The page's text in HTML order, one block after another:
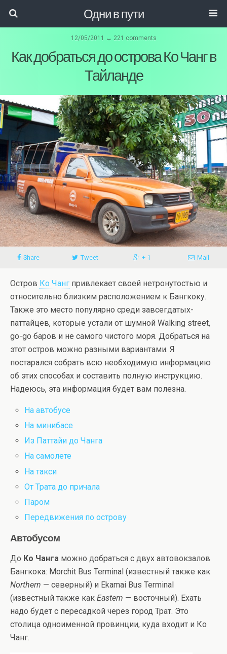
Одни в пути
12/05/2011 ↔ 221 comments
Как добраться до острова Ко Чанг в
Тайланде
Share Tweet + 1 Mail
Остров Ко Чанг привлекает своей нетронутостью и
относительно близким расположением к Бангкоку.
Также это место популярно среди завсегдатых-
паттайцев, которые устали от шумной Walking street,
go-go баров и не самого чистого моря. Добраться на
этот остров можно разными вариантами. Я
постарался собрать всю необходимую информацию
об этих способах и составить полную инструкцию.
Надеюсь, эта информация будет вам полезна.
На автобусе
На минибасе
Из Паттайи до Чанга
На самолете
На такси
От Трата до причала
Паром
Передвижения по острову
Автобусом
До Ко Чанга можно добраться с двух автовокзалов
Бангкока: Morchit Bus Terminal (известный также как
Northern — северный) и Ekamai Bus Terminal
(известный также как Eastern — восточный). Ехать
надо будет с пересадкой через город Трат. Это
столица одноименной провинции, куда входит и Ко
Чанг.